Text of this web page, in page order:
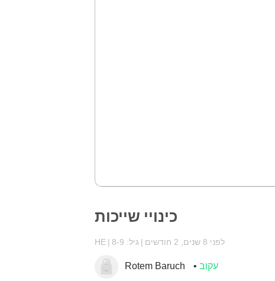
כינויי שייכות
HE גיל: 8-9 לפני 8 שנים, 2 חודשים
Rotem Baruch עקוב